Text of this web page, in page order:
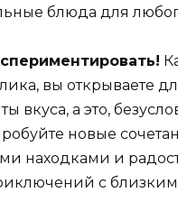
блюда для
вы открываете
вкуса, а это,
новые
находками и
с